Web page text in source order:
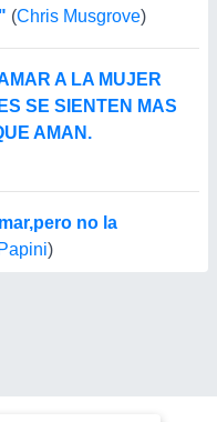
(Chris Musgrove)
A LA MUJER
SE SIENTEN MAS
AMAN.
no la
)